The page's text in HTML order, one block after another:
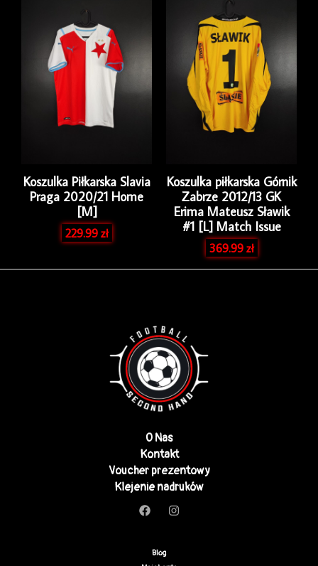
Koszulka Piłkarska Slavia
Praga 2020/21 Home
[M]
229.99zł
Koszulka piłkarska Górnik
Zabrze 2012/13 GK
Erima Mateusz Sławik
#1 [L] Match Issue
369.99zł
O Nas
Kontakt
Voucher prezentowy
Klejenie nadruków
Blog